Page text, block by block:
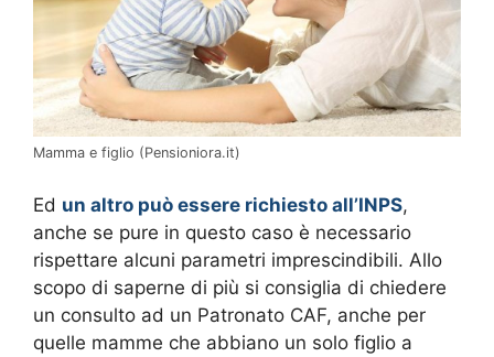
Mamma e figlio (Pensioniora.it)
Ed un altro può essere richiesto all’INPS,
anche se pure in questo caso è necessario
rispettare alcuni parametri imprescindibili. Allo
scopo di saperne di più si consiglia di chiedere
un consulto ad un Patronato CAF, anche per
quelle mamme che abbiano un solo figlio a